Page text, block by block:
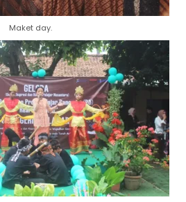
Maket day.